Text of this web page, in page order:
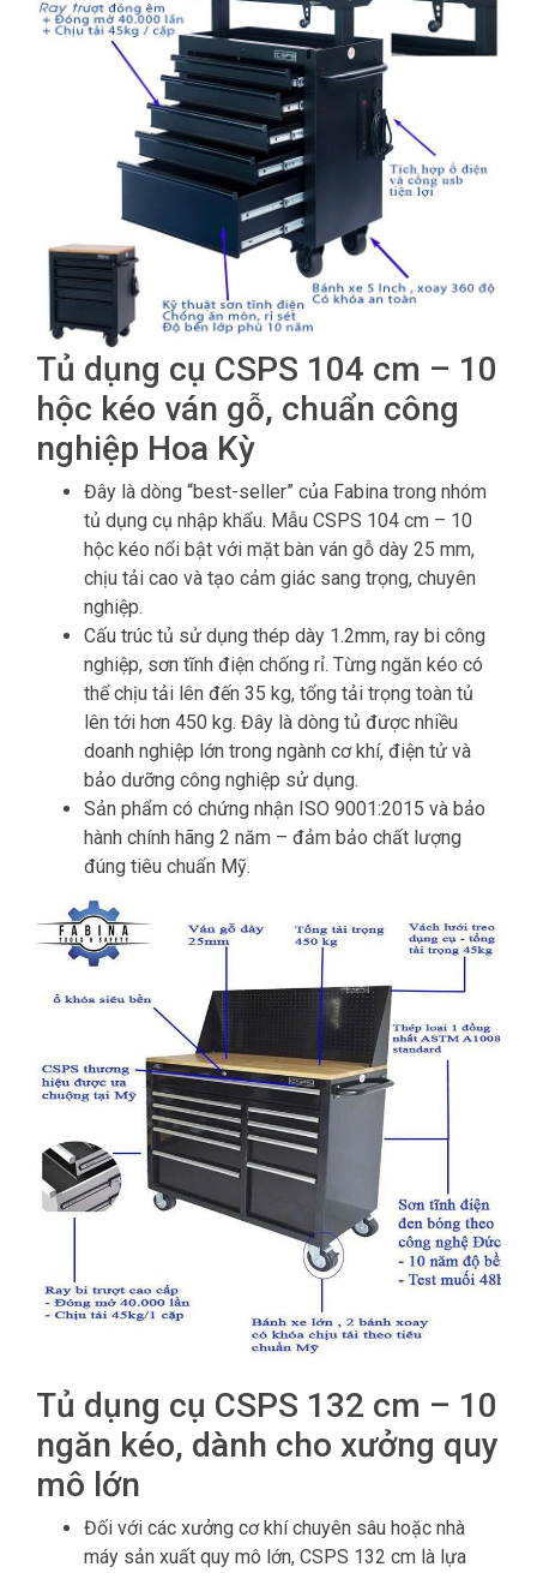
Tủ dụng cụ CSPS 104 cm – 10
hộc kéo ván gỗ, chuẩn công
nghiệp Hoa Kỳ
Đây là dòng “best-seller” của Fabina trong nhóm
tủ dụng cụ nhập khẩu. Mẫu CSPS 104 cm – 10
hộc kéo nổi bật với mặt bàn ván gỗ dày 25 mm,
chịu tải cao và tạo cảm giác sang trọng, chuyên
nghiệp.
Cấu trúc tủ sử dụng thép dày 1.2mm, ray bi công
nghiệp, sơn tĩnh điện chống rỉ. Từng ngăn kéo có
thể chịu tải lên đến 35 kg, tổng tải trọng toàn tủ
lên tới hơn 450 kg. Đây là dòng tủ được nhiều
doanh nghiệp lớn trong ngành cơ khí, điện tử và
bảo dưỡng công nghiệp sử dụng.
Sản phẩm có chứng nhận ISO 9001:2015 và bảo
hành chính hãng 2 năm – đảm bảo chất lượng
đúng tiêu chuẩn Mỹ.
Tủ dụng cụ CSPS 132 cm – 10
ngăn kéo, dành cho xưởng quy
mô lớn
Đối với các xưởng cơ khí chuyên sâu hoặc nhà
máy sản xuất quy mô lớn, CSPS 132 cm là lựa